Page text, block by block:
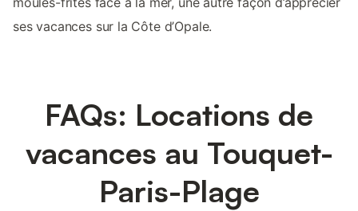
ses vacances sur la Côte d’Opale.
FAQs: Locations de
vacances au Touquet-
Paris-Plage